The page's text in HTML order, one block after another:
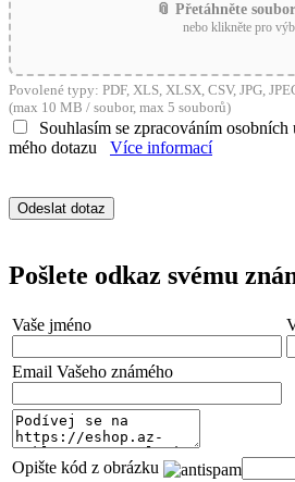
📎 Přetáhněte
nebo klikněte pro
Povolené typy: PDF, XLS, XLSX, CSV, JPG,
(max 10 MB / soubor, max 5 souborů)
Souhlasím se zpracováním
mého dotazu
Více informací
Pošlete odkaz svému
Vaše jméno
Email Vašeho známého
Opište kód z obrázku